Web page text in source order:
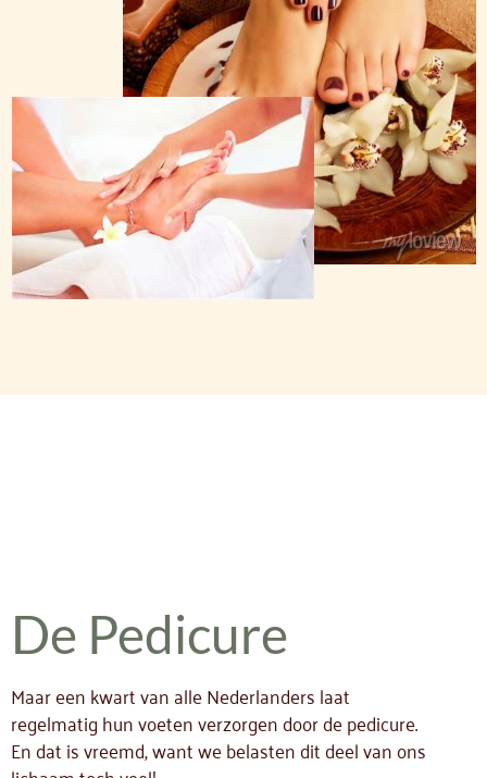
De Pedicure
Maar een kwart van alle Nederlanders laat
regelmatig hun voeten verzorgen door de pedicure.
En dat is vreemd, want we belasten dit deel van ons